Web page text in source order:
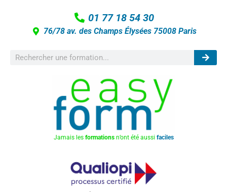
01 77 18 54 30
76/78 av. des Champs Élysées 75008 Paris
Jamais les formations n’ont été aussi faciles